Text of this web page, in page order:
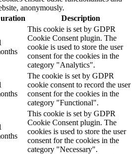
anonymously.
Description
This cookie is set by GDPR
Cookie Consent plugin. The
cookie is used to store the user
consent for the cookies in the
category "Analytics".
The cookie is set by GDPR
cookie consent to record the user
consent for the cookies in the
category "Functional".
This cookie is set by GDPR
Cookie Consent plugin. The
cookies is used to store the user
consent for the cookies in the
category "Necessary".